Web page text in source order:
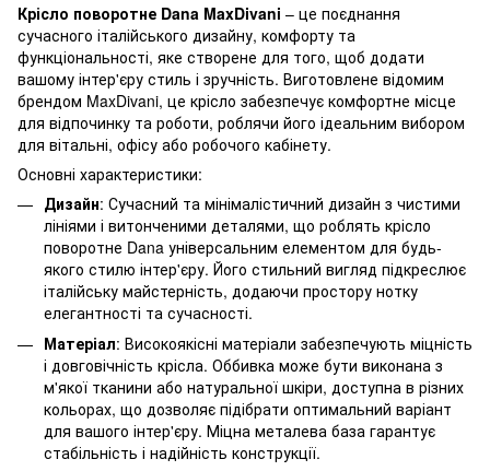
Крісло поворотне Dana MaxDivani – це поєднання
сучасного італійського дизайну, комфорту та
функціональності, яке створене для того, щоб додати
вашому інтер'єру стиль і зручність. Виготовлене відомим
брендом MaxDivani, це крісло забезпечує комфортне місце
для відпочинку та роботи, роблячи його ідеальним вибором
для вітальні, офісу або робочого кабінету.
Основні характеристики:
Дизайн: Сучасний та мінімалістичний дизайн з чистими
лініями і витонченими деталями, що роблять крісло
поворотне Dana універсальним елементом для будь-
якого стилю інтер'єру. Його стильний вигляд підкреслює
італійську майстерність, додаючи простору нотку
елегантності та сучасності.
Матеріал: Високоякісні матеріали забезпечують міцність
і довговічність крісла. Оббивка може бути виконана з
м'якої тканини або натуральної шкіри, доступна в різних
кольорах, що дозволяє підібрати оптимальний варіант
для вашого інтер'єру. Міцна металева база гарантує
стабільність і надійність конструкції.